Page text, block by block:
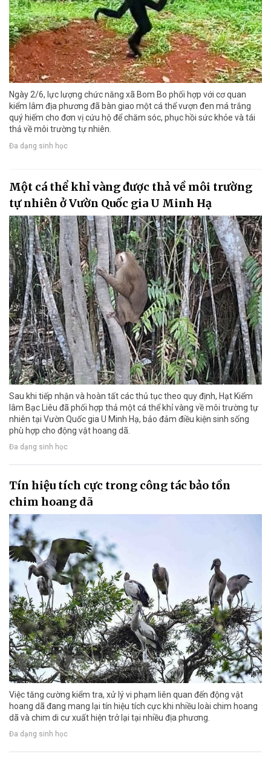
Ngày 2/6, lực lượng chức năng xã Bom Bo phối hợp với cơ quan
kiểm lâm địa phương đã bàn giao một cá thể vượn đen má trắng
quý hiếm cho đơn vị cứu hộ để chăm sóc, phục hồi sức khỏe và tái
thả về môi trường tự nhiên.
Đa dạng sinh học
Một cá thể khỉ vàng được thả về môi trường
tự nhiên ở Vườn Quốc gia U Minh Hạ
Sau khi tiếp nhận và hoàn tất các thủ tục theo quy định, Hạt Kiểm
lâm Bạc Liêu đã phối hợp thả một cá thể khỉ vàng về môi trường tự
nhiên tại Vườn Quốc gia U Minh Hạ, bảo đảm điều kiện sinh sống
phù hợp cho động vật hoang dã.
Đa dạng sinh học
Tín hiệu tích cực trong công tác bảo tồn
chim hoang dã
Việc tăng cường kiểm tra, xử lý vi phạm liên quan đến động vật
hoang dã đang mang lại tín hiệu tích cực khi nhiều loài chim hoang
dã và chim di cư xuất hiện trở lại tại nhiều địa phương.
Đa dạng sinh học